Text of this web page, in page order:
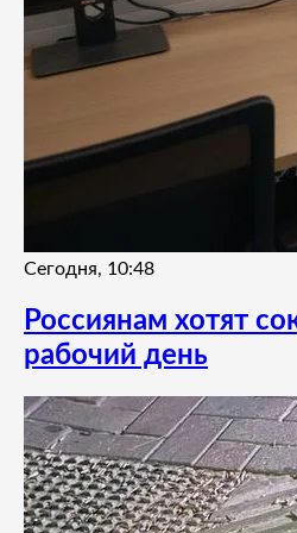
Сегодня, 10:48
Россиянам хотят
рабочий день